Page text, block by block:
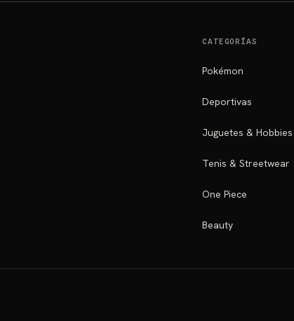
CATEGORÍAS
Pokémon
Deportivas
Juguetes & Hobbies
Tenis & Streetwear
One Piece
Beauty